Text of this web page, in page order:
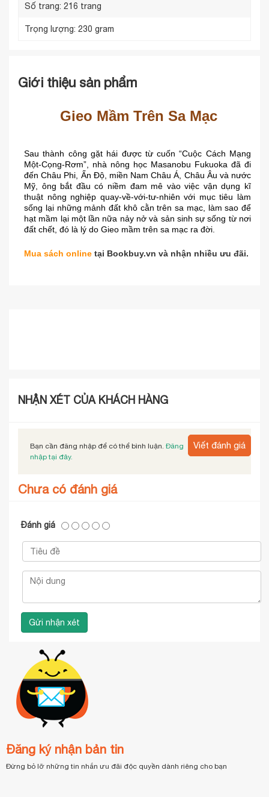
Số trang: 216 trang
Trọng lượng: 230 gram
Giới thiệu sản phẩm
Gieo Mầm Trên Sa Mạc
Sau thành công gặt hái được từ cuốn “Cuộc Cách Mạng
Một-Cọng-Rơm”, nhà nông học Masanobu Fukuoka đã đi
đến Châu Phi, Ấn Độ, miền Nam Châu Á, Châu Âu và nước
Mỹ, ông bắt đầu có niềm đam mê vào việc vận dụng kĩ
thuật nông nghiệp quay-về-với-tư-nhiên với mục tiêu làm
sống lại những mảnh đất khô cằn trên sa mạc, làm sao để
hạt mầm lại một lần nữa nảy nở và sản sinh sự sống từ nơi
đất chết, đó là lý do Gieo mầm trên sa mạc ra đời.
Mua sách online tại Bookbuy.vn và nhận nhiều ưu đãi.
NHẬN XÉT CỦA KHÁCH HÀNG
Viết đánh giá
Bạn cần đăng nhập để có thể bình luận. Đăng
nhập tại đây.
Chưa có đánh giá
Đánh giá
Đăng ký nhận bản tin
Đừng bỏ lỡ những tin nhắn ưu đãi độc quyền dành riêng cho bạn